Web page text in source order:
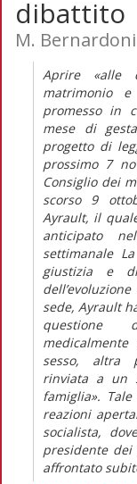
dibattito
M. Bernardoni
Aprire «alle
matrimonio e
promesso in
mese di
progetto di
prossimo 7
Consiglio dei
scorso 9
Ayrault, il
anticipato
settimanale
giustizia e
sede, Ayrault
questione
sesso, altra
rinviata a un
famiglia».
reazioni
socialista,
presidente
affrontato